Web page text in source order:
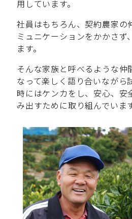
用しています。
社員はもちろん、契約農家の
ミュニケーションをかかさず
ます。
そんな家族と呼べるような仲
なって楽しく語り合いながら
時にはケンカをし、安心、安
み出すために取り組んでいます